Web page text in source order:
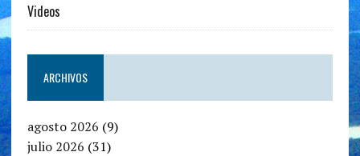
Videos
ARCHIVOS
agosto 2026 (9)
julio 2026 (31)